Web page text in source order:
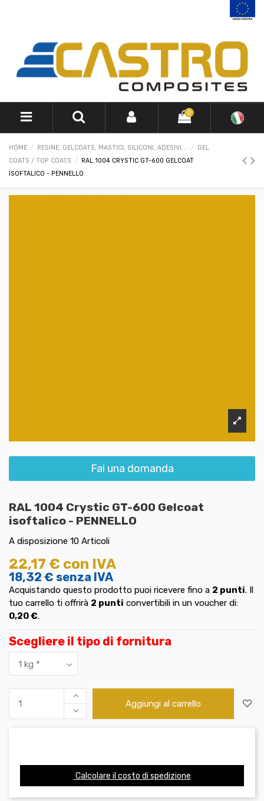
0
HOME RESINE, GELCOATS, MASTICI, SILICONI, ADESIVI...
GEL
COATS / TOP COATS
RAL 1004 CRYSTIC GT-600 GELCOAT
ISOFTALICO - PENNELLO
Fai una domanda
RAL 1004 Crystic GT-600 Gelcoat
isoftalico - PENNELLO
A disposizione 10 Articoli
22,17 € con IVA
18,32 € senza IVA
Acquistando questo prodotto puoi ricevere fino a 2 punti. Il
tuo carrello ti offrirà 2 punti convertibili in un voucher di:
0,20 €.
Scegliere il tipo di fornitura
Aggiungi al carrello
Calcolare il costo di spedizione